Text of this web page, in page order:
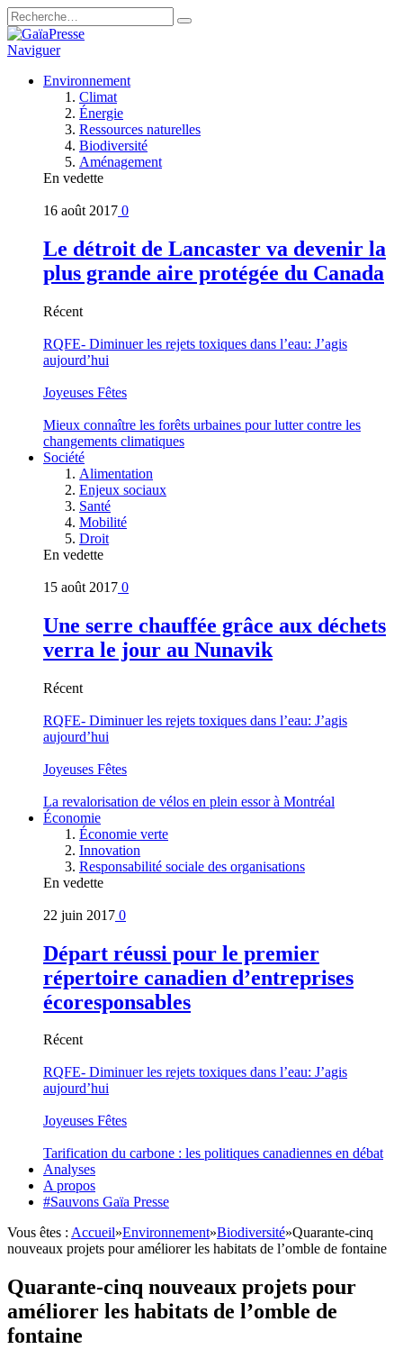
Naviguer
Environnement
Climat
Énergie
Ressources naturelles
Biodiversité
Aménagement
En vedette
16 août 2017 0
Le détroit de Lancaster va devenir la
plus grande aire protégée du Canada
Récent
RQFE- Diminuer les rejets toxiques dans l’eau: J’agis
aujourd’hui
Joyeuses Fêtes
Mieux connaître les forêts urbaines pour lutter contre les
changements climatiques
Société
Alimentation
Enjeux sociaux
Santé
Mobilité
Droit
En vedette
15 août 2017 0
Une serre chauffée grâce aux déchets
verra le jour au Nunavik
Récent
RQFE- Diminuer les rejets toxiques dans l’eau: J’agis
aujourd’hui
Joyeuses Fêtes
La revalorisation de vélos en plein essor à Montréal
Économie
Économie verte
Innovation
Responsabilité sociale des organisations
En vedette
22 juin 2017 0
Départ réussi pour le premier
répertoire canadien d’entreprises
écoresponsables
Récent
RQFE- Diminuer les rejets toxiques dans l’eau: J’agis
aujourd’hui
Joyeuses Fêtes
Tarification du carbone : les politiques canadiennes en débat
Analyses
A propos
#Sauvons Gaïa Presse
Vous êtes : Accueil»Environnement»Biodiversité»Quarante-cinq
nouveaux projets pour améliorer les habitats de l’omble de fontaine
Quarante-cinq nouveaux projets pour
améliorer les habitats de l’omble de
fontaine